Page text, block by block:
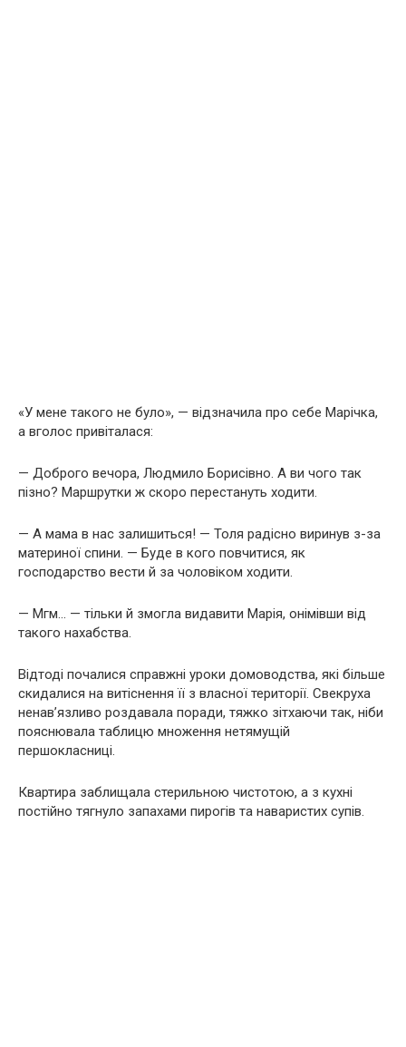
«У мене такого не було», — відзначила про себе Марічка,
а вголос привіталася:
— Доброго вечора, Людмило Борисівно. А ви чого так
пізно? Маршрутки ж скоро перестануть ходити.
— А мама в нас залишиться! — Толя радісно виринув з-за
материної спини. — Буде в кого повчитися, як
господарство вести й за чоловіком ходити.
— Мгм… — тільки й змогла видавити Марія, онімівши від
такого нахабства.
Відтоді почалися справжні уроки домоводства, які більше
скидалися на витіснення її з власної території. Свекруха
ненав’язливо роздавала поради, тяжко зітхаючи так, ніби
пояснювала таблицю множення нетямущій
першокласниці.
Квартира заблищала стерильною чистотою, а з кухні
постійно тягнуло запахами пирогів та наваристих супів.